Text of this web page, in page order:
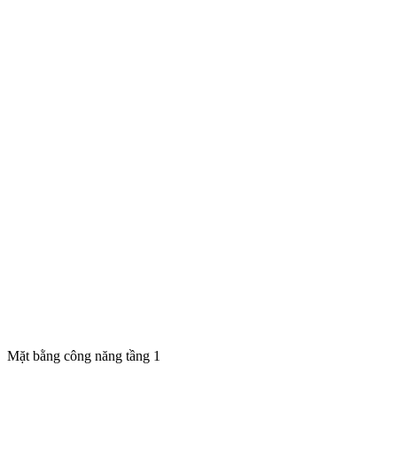
Mặt bằng công năng tầng 1